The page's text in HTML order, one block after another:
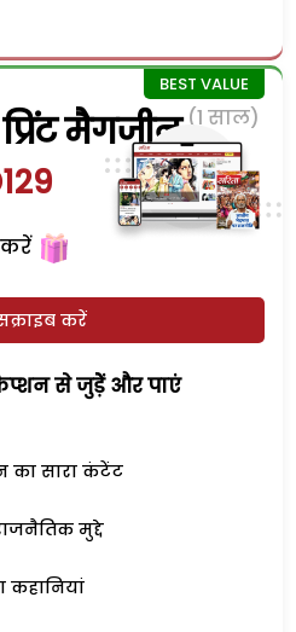
मैगजीन (1 साल)
करें
करें
से जुड़ेें और पाएं
का सारा कंटेंट
मुद्दे
कहानियां